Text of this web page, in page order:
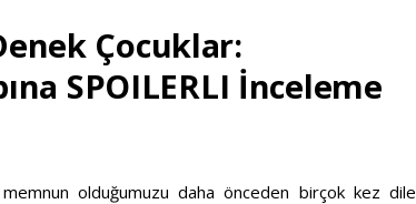
Çocuklar:
SPOILERLI İnceleme
memnun olduğumuzu daha önceden birçok kez dile